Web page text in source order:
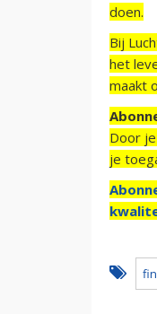
doen.
Bij
het
maakt
Door
je